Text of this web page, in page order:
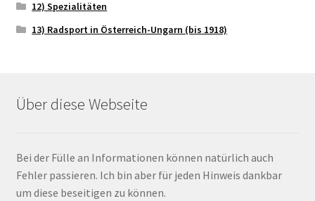
12) Spezialitäten
13) Radsport in Österreich-Ungarn (bis 1918)
Über diese Webseite
Bei der Fülle an Informationen können natürlich auch
Fehler passieren. Ich bin aber für jeden Hinweis dankbar
um diese beseitigen zu können.